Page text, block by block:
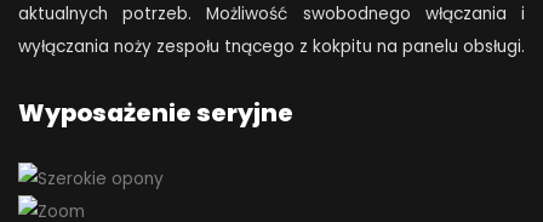
aktualnych potrzeb. Możliwość swobodnego włączania i
wyłączania noży zespołu tnącego z kokpitu na panelu obsługi.
Wyposażenie seryjne